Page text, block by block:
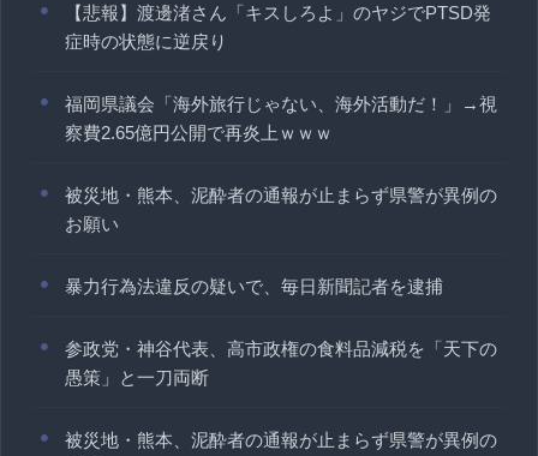
【悲報】渡邊渚さん「キスしろよ」のヤジでPTSD発
症時の状態に逆戻り
福岡県議会「海外旅行じゃない、海外活動だ！」→視
察費2.65億円公開で再炎上ｗｗｗ
被災地・熊本、泥酔者の通報が止まらず県警が異例の
お願い
暴力行為法違反の疑いで、毎日新聞記者を逮捕
参政党・神谷代表、高市政権の食料品減税を「天下の
愚策」と一刀両断
被災地・熊本、泥酔者の通報が止まらず県警が異例の